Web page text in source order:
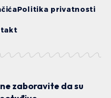
Politika privatnosti
zaboravite da su